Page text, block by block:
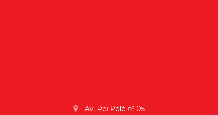
Av. Rei Pelé nº 05